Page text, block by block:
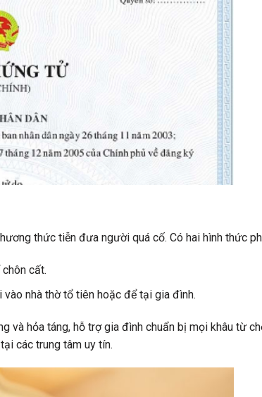
thức tiễn đưa người quá cố. Có hai hình thức
cất.
nhà thờ tổ tiên hoặc để tại gia đình.
và hỏa táng, hỗ trợ gia đình chuẩn bị mọi khâu từ
các trung tâm uy tín.